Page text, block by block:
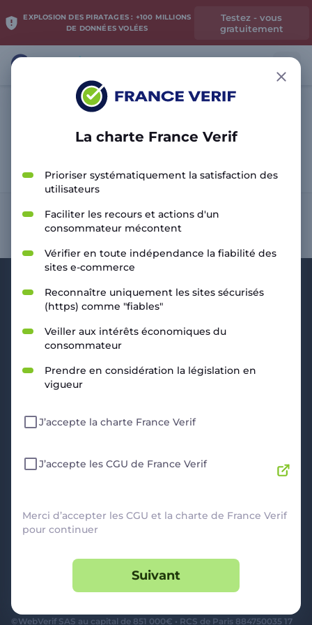
EXPLOSION DES PIRATAGES : +100 MILLIONS
DE DONNÉES VOLÉES
Testez - vous
gratuitement
Analyser le site
RESSOURCES
Politique de Confidentialité
Mentions légales
CGV Marchands
INFORMATIONS
Marchands
A PROPOS
Aide
Contact support utilisateurs
support@franceverif.fr
©WebVerif SAS au capital de 851 000€ • RCS de Paris 884750035 17
La charte France Verif
Prioriser systématiquement la satisfaction des
utilisateurs
Faciliter les recours et actions d'un
consommateur mécontent
Vérifier en toute indépendance la fiabilité des
sites e-commerce
Reconnaître uniquement les sites sécurisés
(https) comme "fiables"
Veiller aux intérêts économiques du
consommateur
Prendre en considération la législation en
vigueur
J’accepte la charte France Verif
J’accepte les CGU de France Verif
Merci d’accepter les CGU et la charte de France Verif
pour continuer
Suivant